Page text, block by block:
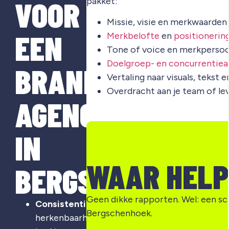
VOOR
EEN
BRANDING
AGENCY
IN
Consistentie:
herkenbaarheid
Missie, visie en merkwaarden
Merkbelofte en
Tone of voice en
Doelgroep- en
Vertaling naar visuals, tekst
Overdracht aan je team of
WAAR
Geen dikke rapporten. Wel: een
Bergschenhoek.